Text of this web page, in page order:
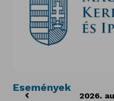
Események
2026.